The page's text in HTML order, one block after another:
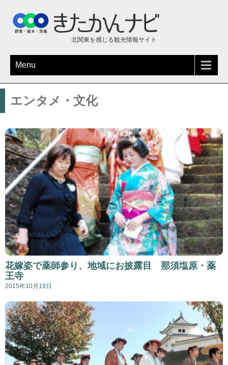
北関東を感じる観光情報サイト
Menu
エンタメ・文化
花嫁姿で薬師参り、地域にお披露目 那須塩原・薬
王寺
2015年10月19日